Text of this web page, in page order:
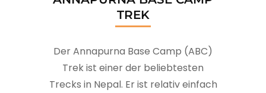
TREK
Der Annapurna Base Camp (ABC)
Trek ist einer der beliebtesten
Trecks in Nepal. Er ist relativ einfach